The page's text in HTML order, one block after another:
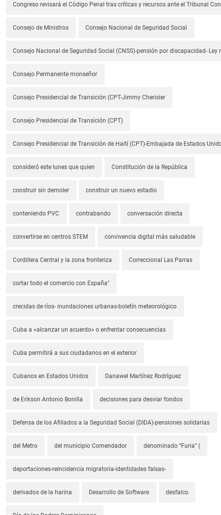
Congreso revisará el Código Penal tras críticas y recursos ante el Tribunal
Consejo de Ministros Consejo Nacional de Seguridad Social
Consejo Nacional de Seguridad Social (CNSS)-pensión por discapacidad- Ley
Consejo Permanente monseñor
Consejo Presidencial de Transición (CPT-Jimmy Cherisier
Consejo Presidencial de Transición (CPT)
Consejo Presidencial de Transición de Haití (CPT)-Embajada de Estados
consideró este lunes que quien Constitución de la República
construir sin demoler construir un nuevo estadio
conteniendo PVC contrabando conversación directa
convertirse en centros STEM convivencia digital más saludable
Cordillera Central y la zona fronteriza Correccional Las Parras
cortar todo el comercio con España"
crecidas de ríos- inundaciones urbanas-boletín meteorológico
Cuba a «alcanzar un acuerdo» o enfrentar consecuencias
Cuba permitirá a sus ciudadanos en el exterior
Cubanos en Estados Unidos Danawel Martínez Rodríguez
de Erikson Antonio Bonilla decisiones para desviar fondos
Defensa de los Afiliados a la Seguridad Social (DIDA)-pensiones solidarias
del Metro del municipio Comendador denominado “Furia” (
deportaciones-reincidencia migratoria-identidades falsas-
derivados de la harina Desarrollo de Software desfalco